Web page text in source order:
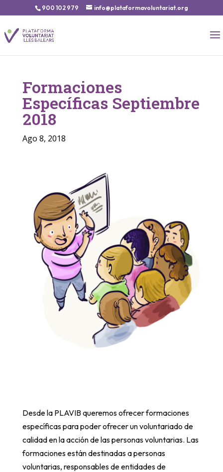
900 102 979 info@plataformavoluntariat.org
Formaciones
Específicas Septiembre
2018
Ago 8, 2018
Desde la PLAVIB queremos ofrecer formaciones
específicas para poder ofrecer un voluntariado de
calidad en la acción de las personas voluntarias. Las
formaciones están destinadas a personas
voluntarias, responsables de entidades de